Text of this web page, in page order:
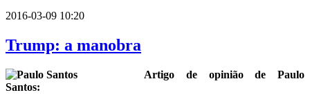
2016-03-09 10:20
Trump: a manobra
Artigo de opinião de Paulo
Santos: